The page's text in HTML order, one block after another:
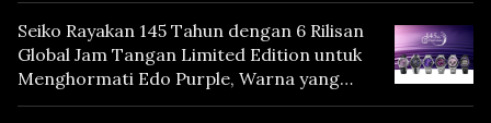
Seiko Rayakan 145 Tahun dengan 6 Rilisan
Global Jam Tangan Limited Edition untuk
Menghormati Edo Purple, Warna yang
Mencerminkan Warisan Tokyo